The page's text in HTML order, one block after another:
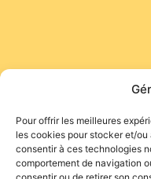
Pour offrir les meilleures
les cookies pour stocker et/
consentir à ces technologies
comportement de navigation